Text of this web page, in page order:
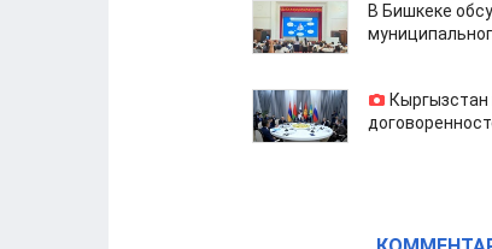
В Бишкеке